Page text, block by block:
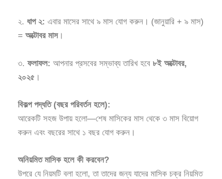
২. ধাপ ২: এবার মাসের সাথে ৯ মাস যোগ করুন। (জানুয়ারি + ৯ মাস)
=অক্টোবর মাস।
৩.ফলাফল: আপনার প্রসবের সম্ভাব্য তারিখ হবে৮ই অক্টোবর,
২০২৫ ।
বিকল্প পদ্ধতি (বছর পরিবর্তন হলে):
আরেকটি সহজ উপায় হলো—শেষ মাসিকের মাস থেকে ৩ মাস বিয়োগ
করুন এবং বছরের সাথে ১ বছর যোগ করুন।
অনিয়মিত মাসিক হলে কী করবেন?
উপরে যে নিয়মটি বলা হলো, তা তাদের জন্য যাদের মাসিক চক্র নিয়মিত